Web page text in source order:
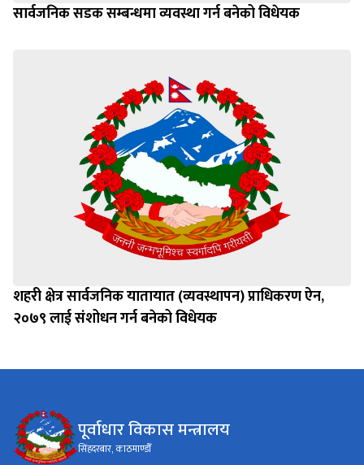
सार्वजनिक सडक सम्बन्धमा व्यवस्था गर्न बनेको विधेयक
शहरी क्षेत्र सार्वजनिक यातायात (व्यवस्थापन) प्राधिकरण ऐन,
२०७९ लाई संशोधन गर्न बनेको विधेयक
पूर्वाधार विकास मन्त्रालय
सिंहदरबार, काठमाण्डौँ